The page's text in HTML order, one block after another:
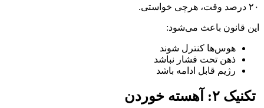
۲۰ درصد وقت، هرچی خواستی.
این قانون باعث می‌شود:
هوس‌ها کنترل شوند
ذهن تحت فشار نباشد
رژیم قابل ادامه باشد
تکنیک ۲: آهسته خوردن